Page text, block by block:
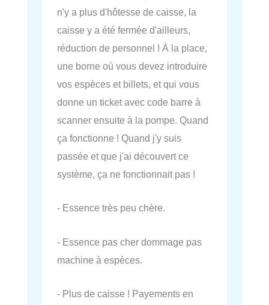
n'y a plus d'hôtesse de caisse, la
caisse y a été fermée d'ailleurs,
réduction de personnel ! À la place,
une borne où vous devez introduire
vos espèces et billets, et qui vous
donne un ticket avec code barre à
scanner ensuite à la pompe. Quand
ça fonctionne ! Quand j'y suis
passée et que j'ai découvert ce
système, ça ne fonctionnait pas !
- Essence très peu chère.
- Essence pas cher dommage pas
machine à espèces.
- Plus de caisse ! Payements en